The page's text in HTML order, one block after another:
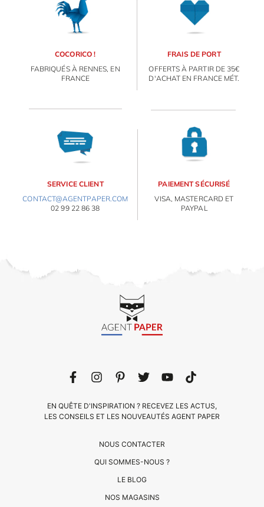
COCORICO !
FABRIQUÉS À RENNES, EN
FRANCE
FRAIS DE PORT
OFFERTS À PARTIR DE 35€
D'ACHAT EN FRANCE MÉT.
SERVICE CLIENT
CONTACT@AGENTPAPER.COM
02 99 22 86 38
PAIEMENT SÉCURISÉ
VISA, MASTERCARD ET
PAYPAL
NOUS CONTACTER
QUI SOMMES-NOUS ?
LE BLOG
NOS MAGASINS
EN QUÊTE D'INSPIRATION ? RECEVEZ LES ACTUS,
LES CONSEILS ET LES NOUVEAUTÉS AGENT PAPER